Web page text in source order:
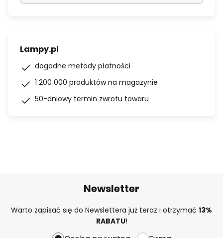
Lampy.pl
dogodne metody płatności
1 200 000 produktów na magazynie
50-dniowy termin zwrotu towaru
Newsletter
Warto zapisać się do Newslettera już teraz i otrzymać 13%
RABATU!